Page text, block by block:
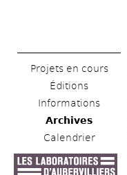
Projets en cours
Éditions
Informations
Archives
Calendrier